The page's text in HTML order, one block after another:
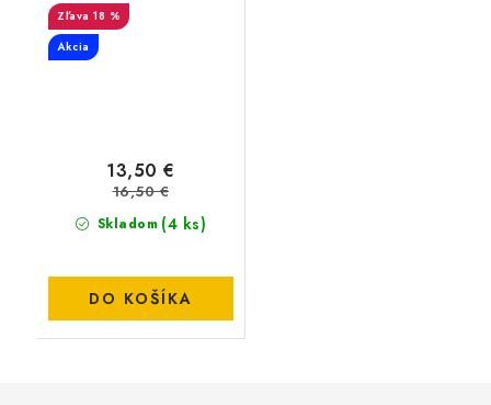
18 %
Akcia
Skladom (4 ks)
13,50 €
16,50 €
DO KOŠÍKA